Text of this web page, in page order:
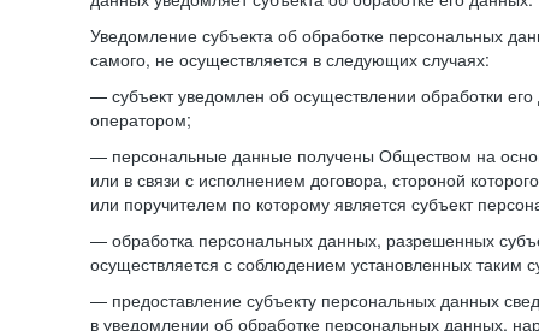
Уведомление субъекта об обработке персональных
самого, не осуществляется в следующих случаях:
— субъект уведомлен об осуществлении обработки
оператором;
— персональные данные получены Обществом на
или в связи с исполнением договора, стороной
или поручителем по которому является субъект
— обработка персональных данных, разрешенных
осуществляется с соблюдением установленных таким
— предоставление субъекту персональных данных
в уведомлении об обработке персональных данных,